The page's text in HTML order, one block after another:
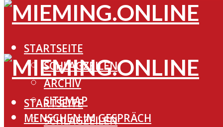
STARTSEITE
SCHLAGZEILEN
ARCHIV
SITEMAP
MENSCHEN IM GESPRÄCH
STARTSEITE
SCHLAGZEILEN